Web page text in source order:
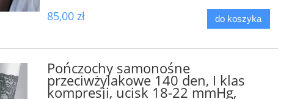
85,00 zł do koszyka
Pończochy samonośne
przeciwżylakowe 140 den, I klas
kompresji, ucisk 18-22 mmHg,